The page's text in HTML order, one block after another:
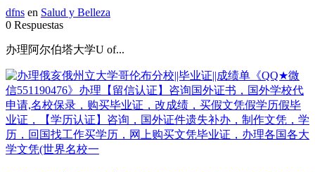
dfns en Salud y Belleza
0 Respuestas
办理阿尔伯塔大学U of...